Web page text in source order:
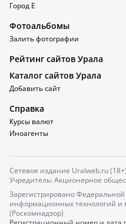
Город Е
Фотоальбомы
Залить фотографии
Рейтинг сайтов Урала
Каталог сайтов Урала
Добавить сайт
Справка
Курсы валют
Иноагенты
Сетевое издание Uralweb.ru (18+)
Учредитель: Акционерное
Зарегистрировано
информационных технологий и
(Роскомнадзор)